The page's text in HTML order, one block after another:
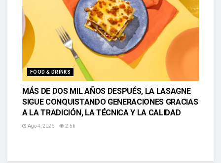
FOOD & DRINKS
MÁS DE DOS MIL AÑOS DESPUÉS, LA LASAGNE
SIGUE CONQUISTANDO GENERACIONES GRACIAS
A LA TRADICIÓN, LA TÉCNICA Y LA CALIDAD
Ago 4, 2026 2.5k